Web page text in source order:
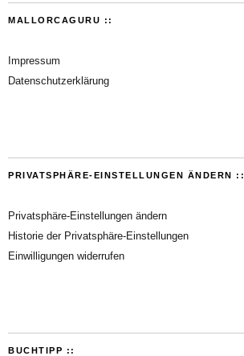
MALLORCAGURU ::
Impressum
Datenschutzerklärung
PRIVATSPHÄRE-EINSTELLUNGEN ÄNDERN ::
Privatsphäre-Einstellungen ändern
Historie der Privatsphäre-Einstellungen
Einwilligungen widerrufen
BUCHTIPP ::